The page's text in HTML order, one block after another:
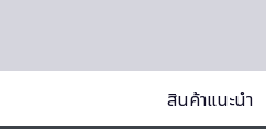
สินค้าแนะนำ